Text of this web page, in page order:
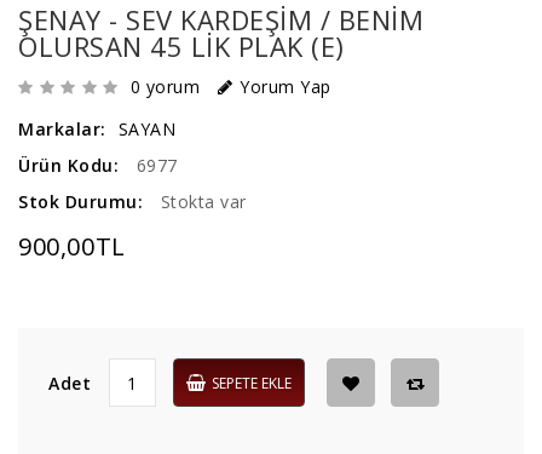
ŞENAY - SEV KARDEŞİM / BENİM
OLURSAN 45 LİK PLAK (E)
0 yorum
Yorum Yap
Markalar:
SAYAN
Ürün Kodu:
6977
Stok Durumu:
Stokta var
900,00TL
Adet SEPETE EKLE